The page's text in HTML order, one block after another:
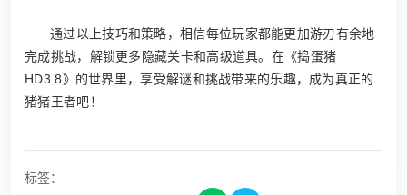
通过以上技巧和策略，相信每位玩家都能更加游刃有余地
完成挑战，解锁更多隐藏关卡和高级道具。在《捣蛋猪
HD3.8》的世界里，享受解谜和挑战带来的乐趣，成为真正的
猪猪王者吧！
标签：